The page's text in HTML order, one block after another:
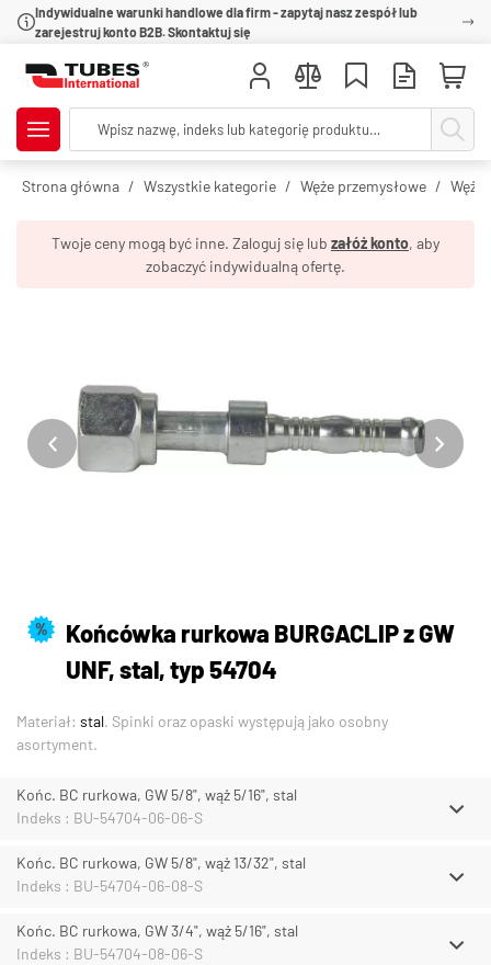
Indywidualne warunki handlowe dla firm - zapytaj nasz zespół lub
zarejestruj konto B2B. Skontaktuj się
Strona główna Wszystkie kategorie Węże przemysłowe
Twoje ceny mogą być inne. Zaloguj się lub załóż konto, aby
zobaczyć indywidualną ofertę.
%
Końcówka rurkowa BURGACLIP z GW
UNF, stal, typ 54704
Materiał: stal. Spinki oraz opaski występują jako osobny
asortyment.
Końc. BC rurkowa, GW 5/8", wąż 5/16", stal
Indeks : BU-54704-06-06-S
Końc. BC rurkowa, GW 5/8", wąż 13/32", stal
Indeks : BU-54704-06-08-S
Końc. BC rurkowa, GW 3/4", wąż 5/16", stal
Indeks : BU-54704-08-06-S